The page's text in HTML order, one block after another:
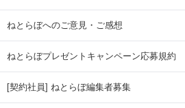
ねとらぼへのご意見・ご感想
ねとらぼプレゼントキャンペーン応募規約
[契約社員] ねとらぼ編集者募集